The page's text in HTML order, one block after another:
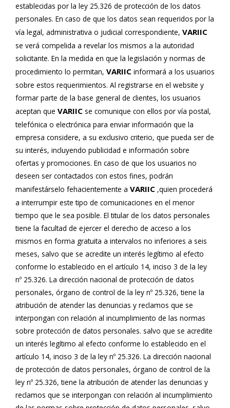
establecidas por la ley 25.326 de protección de los datos
personales. En caso de que los datos sean requeridos por la
vía legal, administrativa o judicial correspondiente, VARIIC
se verá compelida a revelar los mismos a la autoridad
solicitante. En la medida en que la legislación y normas de
procedimiento lo permitan, VARIIC informará a los usuarios
sobre estos requerimientos. Al registrarse en el website y
formar parte de la base general de clientes, los usuarios
aceptan que VARIIC se comunique con ellos por vía postal,
telefónica o electrónica para enviar información que la
empresa considere, a su exclusivo criterio, que pueda ser de
su interés, incluyendo publicidad e información sobre
ofertas y promociones. En caso de que los usuarios no
deseen ser contactados con estos fines, podrán
manifestárselo fehacientemente a VARIIC ,quien procederá
a interrumpir este tipo de comunicaciones en el menor
tiempo que le sea posible. El titular de los datos personales
tiene la facultad de ejercer el derecho de acceso a los
mismos en forma gratuita a intervalos no inferiores a seis
meses, salvo que se acredite un interés legítimo al efecto
conforme lo establecido en el artículo 14, inciso 3 de la ley
nº 25.326. La dirección nacional de protección de datos
personales, órgano de control de la ley nº 25.326, tiene la
atribución de atender las denuncias y reclamos que se
interpongan con relación al incumplimiento de las normas
sobre protección de datos personales. salvo que se acredite
un interés legítimo al efecto conforme lo establecido en el
artículo 14, inciso 3 de la ley nº 25.326. La dirección nacional
de protección de datos personales, órgano de control de la
ley nº 25.326, tiene la atribución de atender las denuncias y
reclamos que se interpongan con relación al incumplimiento